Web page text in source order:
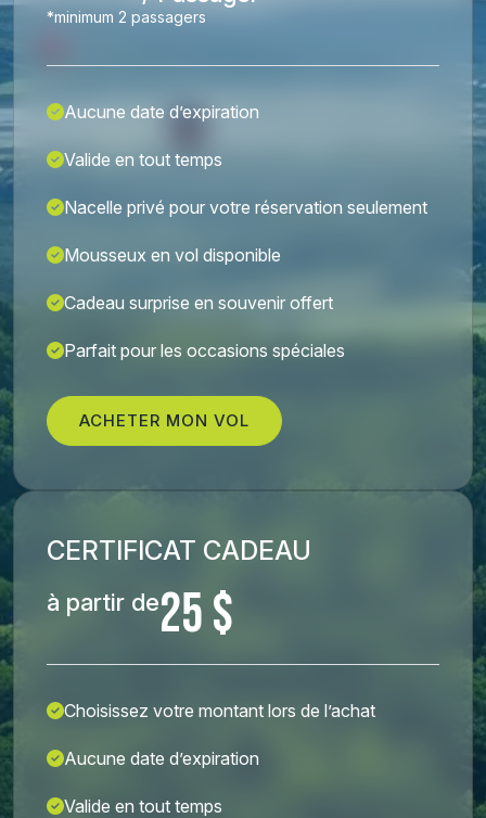
*minimum 2 passagers
Aucune date d’expiration
Valide en tout temps
Nacelle privé pour votre réservation seulement
Mousseux en vol disponible
Cadeau surprise en souvenir offert
Parfait pour les occasions spéciales
ACHETER MON VOL
CERTIFICAT CADEAU
à partir de25 $
Choisissez votre montant lors de l’achat
Aucune date d’expiration
Valide en tout temps